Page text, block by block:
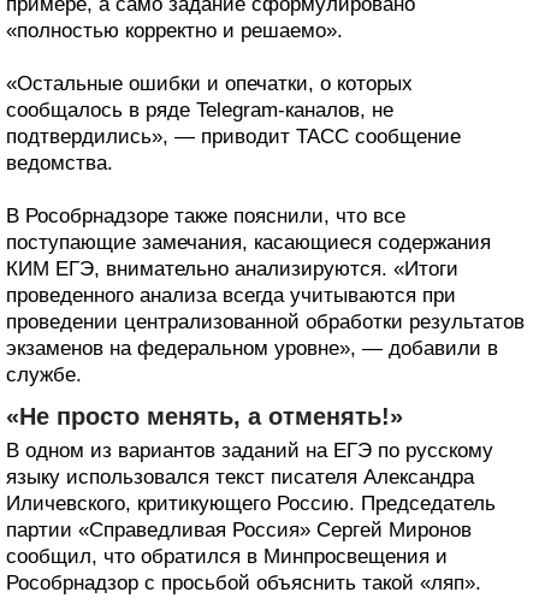
«полностью корректно и решаемо».
«Остальные ошибки и опечатки, о которых
сообщалось в ряде Telegram-каналов, не
подтвердились», — приводит ТАСС сообщение
ведомства.
В Рособрнадзоре также пояснили, что все
поступающие замечания, касающиеся содержания
КИМ ЕГЭ, внимательно анализируются. «Итоги
проведенного анализа всегда учитываются при
проведении централизованной обработки результатов
экзаменов на федеральном уровне», — добавили в
службе.
«Не просто менять, а отменять!»
В одном из вариантов заданий на ЕГЭ по русскому
языку использовался текст писателя Александра
Иличевского, критикующего Россию. Председатель
партии «Справедливая Россия» Сергей Миронов
сообщил, что обратился в Минпросвещения и
Рособрнадзор с просьбой объяснить такой «ляп».